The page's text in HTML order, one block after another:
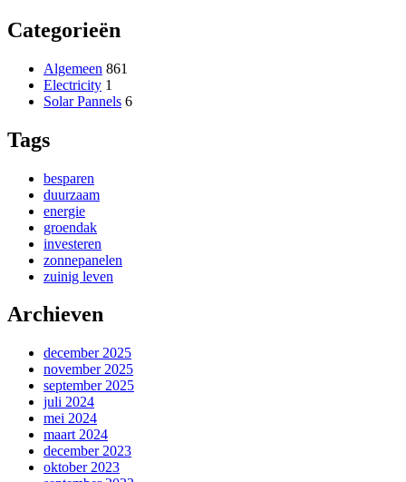
Categorieën
Algemeen 861
Electricity 1
Solar Pannels 6
Tags
besparen
duurzaam
energie
groendak
investeren
zonnepanelen
zuinig leven
Archieven
december 2025
november 2025
september 2025
juli 2024
mei 2024
maart 2024
december 2023
oktober 2023